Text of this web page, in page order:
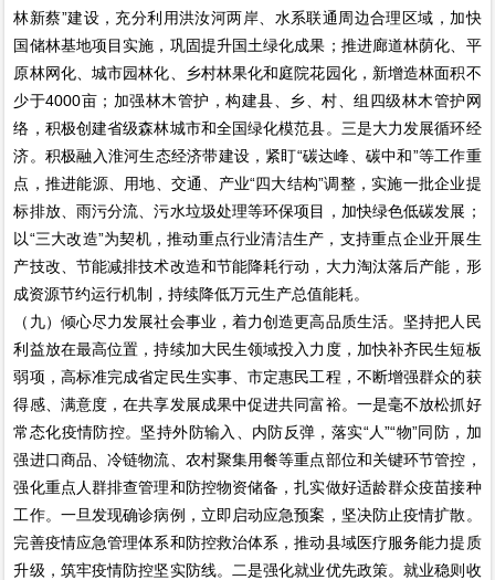
林新蔡”建设，充分利用洪汝河两岸、水系联通周边合理区域，加快
国储林基地项目实施，巩固提升国土绿化成果；推进廊道林荫化、平
原林网化、城市园林化、乡村林果化和庭院花园化，新增造林面积不
少于4000亩；加强林木管护，构建县、乡、村、组四级林木管护网
络，积极创建省级森林城市和全国绿化模范县。三是大力发展循环经
济。积极融入淮河生态经济带建设，紧盯“碳达峰、碳中和”等工作重
点，推进能源、用地、交通、产业“四大结构”调整，实施一批企业提
标排放、雨污分流、污水垃圾处理等环保项目，加快绿色低碳发展；
以“三大改造”为契机，推动重点行业清洁生产，支持重点企业开展生
产技改、节能减排技术改造和节能降耗行动，大力淘汰落后产能，形
成资源节约运行机制，持续降低万元生产总值能耗。
（九）倾心尽力发展社会事业，着力创造更高品质生活。坚持把人民
利益放在最高位置，持续加大民生领域投入力度，加快补齐民生短板
弱项，高标准完成省定民生实事、市定惠民工程，不断增强群众的获
得感、满意度，在共享发展成果中促进共同富裕。一是毫不放松抓好
常态化疫情防控。坚持外防输入、内防反弹，落实“人”“物”同防，加
强进口商品、冷链物流、农村聚集用餐等重点部位和关键环节管控，
强化重点人群排查管理和防控物资储备，扎实做好适龄群众疫苗接种
工作。一旦发现确诊病例，立即启动应急预案，坚决防止疫情扩散。
完善疫情应急管理体系和防控救治体系，推动县域医疗服务能力提质
升级，筑牢疫情防控坚实防线。二是强化就业优先政策。就业稳则收